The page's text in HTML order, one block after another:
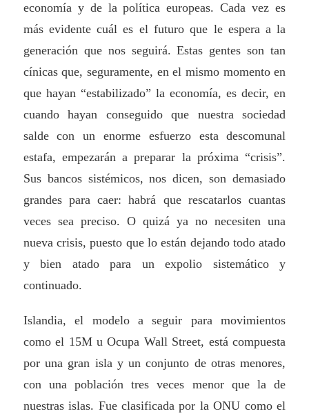
economía y de la política europeas. Cada vez es
más evidente cuál es el futuro que le espera a la
generación que nos seguirá. Estas gentes son tan
cínicas que, seguramente, en el mismo momento en
que hayan “estabilizado” la economía, es decir, en
cuando hayan conseguido que nuestra sociedad
salde con un enorme esfuerzo esta descomunal
estafa, empezarán a preparar la próxima “crisis”.
Sus bancos sistémicos, nos dicen, son demasiado
grandes para caer: habrá que rescatarlos cuantas
veces sea preciso. O quizá ya no necesiten una
nueva crisis, puesto que lo están dejando todo atado
y bien atado para un expolio sistemático y
continuado.
Islandia, el modelo a seguir para movimientos
como el 15M u Ocupa Wall Street, está compuesta
por una gran isla y un conjunto de otras menores,
con una población tres veces menor que la de
nuestras islas. Fue clasificada por la ONU como el